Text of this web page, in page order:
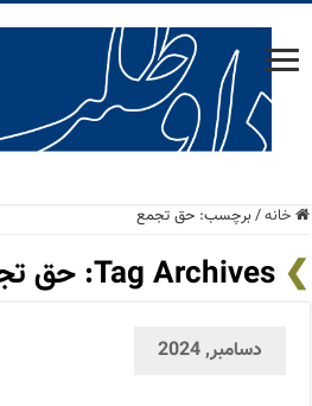
خانه/ برچسب:حق تجمع
Tag Archives: حق
دسامبر, 2024